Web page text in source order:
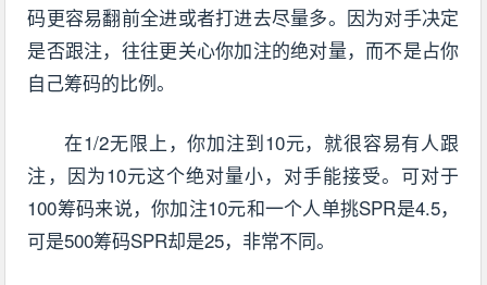
码更容易翻前全进或者打进去尽量多。因为对手决定
是否跟注，往往更关心你加注的绝对量，而不是占你
自己筹码的比例。
在1/2无限上，你加注到10元，就很容易有人跟
注，因为10元这个绝对量小，对手能接受。可对于
100筹码来说，你加注10元和一个人单挑SPR是4.5，
可是500筹码SPR却是25，非常不同。